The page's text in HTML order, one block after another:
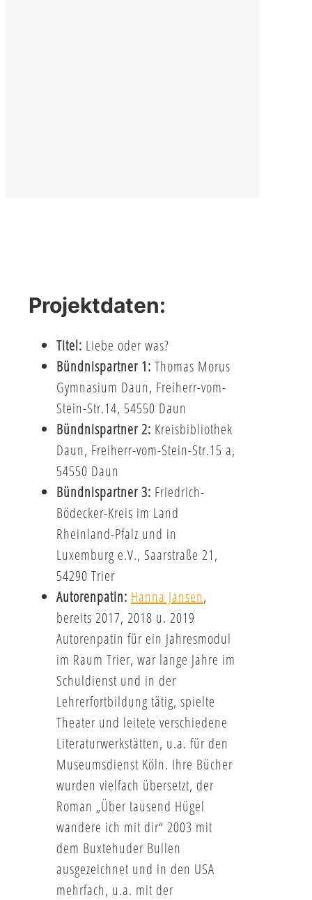
Projektdaten:
Titel: Liebe oder was?
Bündnispartner 1: Thomas Morus
Gymnasium Daun, Freiherr-vom-
Stein-Str.14, 54550 Daun
Bündnispartner 2: Kreisbibliothek
Daun, Freiherr-vom-Stein-Str.15 a,
54550 Daun
Bündnispartner 3: Friedrich-
Bödecker-Kreis im Land
Rheinland-Pfalz und in
Luxemburg e.V., Saarstraße 21,
54290 Trier
Autorenpatin: Hanna Jansen,
bereits 2017, 2018 u. 2019
Autorenpatin für ein Jahresmodul
im Raum Trier, war lange Jahre im
Schuldienst und in der
Lehrerfortbildung tätig, spielte
Theater und leitete verschiedene
Literaturwerkstätten, u.a. für den
Museumsdienst Köln. Ihre Bücher
wurden vielfach übersetzt, der
Roman „Über tausend Hügel
wandere ich mit dir“ 2003 mit
dem Buxtehuder Bullen
ausgezeichnet und in den USA
mehrfach, u.a. mit der